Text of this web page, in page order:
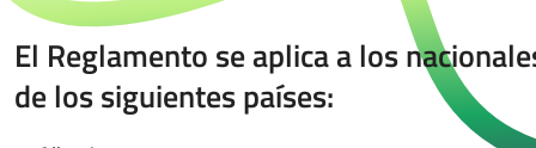
El Reglamento se aplica a los
de los siguientes países: